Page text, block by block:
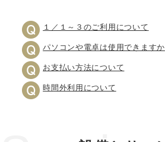
１／１～３のご利用について
パソコンや電卓は使用できますか
お支払い方法について
時間外利用について